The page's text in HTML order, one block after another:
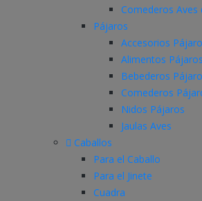
Comederos Aves
Pájaros
Accesorios
Alimentos Pájaros
Bebederos
Comederos
Nidos Pájaros
Jaulas Aves
Caballos
Para el Caballo
Para el Jinete
Cuadra